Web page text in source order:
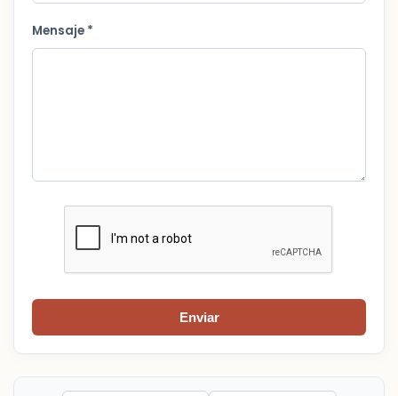
Mensaje *
Enviar